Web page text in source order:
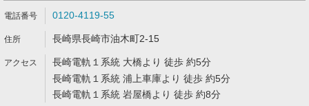
0120-4119-55
長崎県長崎市油木町2-15
長崎電軌１系統 大橋より 徒歩 約5分
長崎電軌１系統 浦上車庫より 徒歩 約5分
長崎電軌１系統 岩屋橋より 徒歩 約8分